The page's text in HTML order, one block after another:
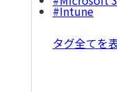
Intune
タグ全てを